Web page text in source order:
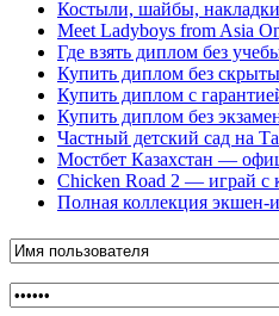
Костыли, шайбы,
Meet Ladyboys from Asia
Где взять диплом без
Купить диплом без
Купить диплом с
Купить диплом без
Частный детский сад на
Мостбет Казахстан —
Chicken Road 2 — играй с
Полная коллекция экшен-